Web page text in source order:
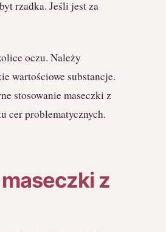
rzadka. Jeśli jest za
oczu. Należy
wartościowe substancje.
stosowanie maseczki z
cer problematycznych.
z